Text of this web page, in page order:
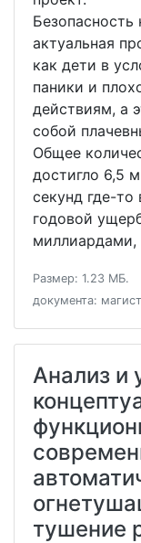
Безопасность
актуальная
как дети в
паники и
действиям, а
собой
Общее
достигло 6,5
секунд где-
годовой
миллиардами,
Размер: 1.23 МБ.
документа:
Анализ и
тушение